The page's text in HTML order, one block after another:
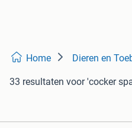
Home Dieren en
33 resultaten voor 'cocker